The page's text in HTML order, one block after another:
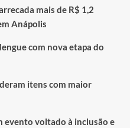
mais de R$ 1,2
Anápolis
com nova etapa do
itens com maior
evento voltado à inclusão e